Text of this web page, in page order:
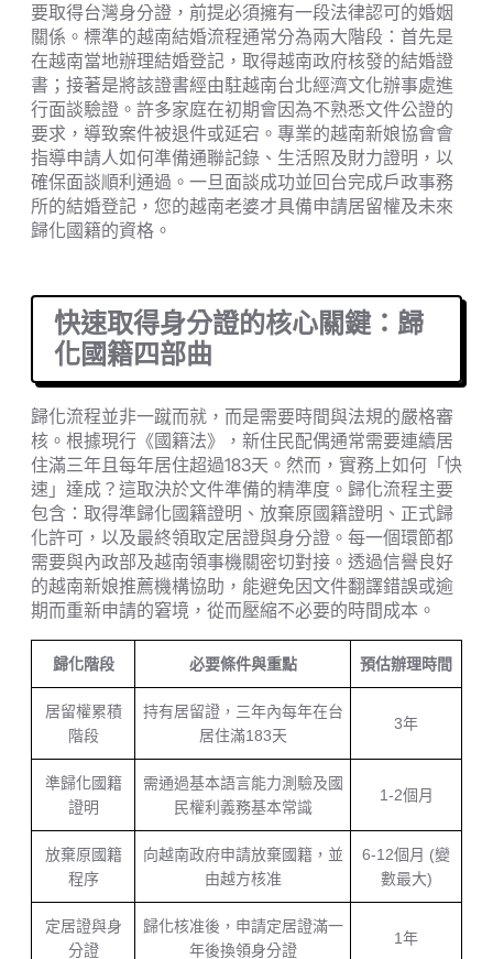
要取得台灣身分證，前提必須擁有一段法律認可的婚姻
關係。標準的越南結婚流程通常分為兩大階段：首先是
在越南當地辦理結婚登記，取得越南政府核發的結婚證
書；接著是將該證書經由駐越南台北經濟文化辦事處進
行面談驗證。許多家庭在初期會因為不熟悉文件公證的
要求，導致案件被退件或延宕。專業的越南新娘協會會
指導申請人如何準備通聯記錄、生活照及財力證明，以
確保面談順利通過。一旦面談成功並回台完成戶政事務
所的結婚登記，您的越南老婆才具備申請居留權及未來
歸化國籍的資格。
快速取得身分證的核心關鍵：歸
化國籍四部曲
歸化流程並非一蹴而就，而是需要時間與法規的嚴格審
核。根據現行《國籍法》，新住民配偶通常需要連續居
住滿三年且每年居住超過183天。然而，實務上如何「快
速」達成？這取決於文件準備的精準度。歸化流程主要
包含：取得準歸化國籍證明、放棄原國籍證明、正式歸
化許可，以及最終領取定居證與身分證。每一個環節都
需要與內政部及越南領事機關密切對接。透過信譽良好
的越南新娘推薦機構協助，能避免因文件翻譯錯誤或逾
期而重新申請的窘境，從而壓縮不必要的時間成本。
歸化階段 必要條件與重點 預估辦理時間
居留權累積
階段
持有居留證，三年內每年在台
居住滿183天
3年
準歸化國籍
證明
需通過基本語言能力測驗及國
民權利義務基本常識
1-2個月
放棄原國籍
程序
向越南政府申請放棄國籍，並
由越方核准
6-12個月 (變
數最大)
定居證與身
分證
歸化核准後，申請定居證滿一
年後換領身分證
1年